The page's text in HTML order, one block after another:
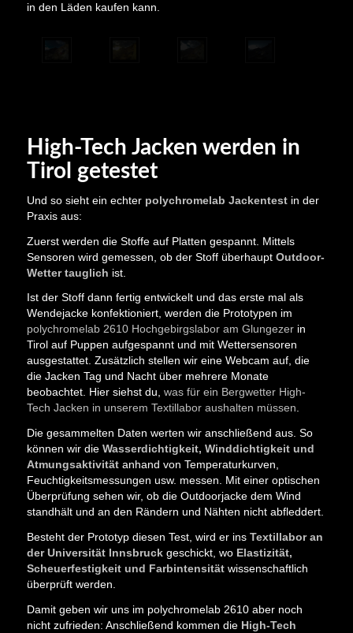
in den Läden kaufen kann.
High-Tech Jacken werden in
Tirol getestet
Und so sieht ein echter polychromelab Jackentestin der
Praxis aus:
Zuerst werden die Stoffe auf Platten gespannt. Mittels
Sensoren wird gemessen, ob der Stoff überhaupt Outdoor-
Wetter tauglich ist.
Ist der Stoff dann fertig entwickelt und das erste mal als
Wendejacke konfektioniert, werden die Prototypen im
polychromelab 2610 Hochgebirgslabor am Glungezerin
Tirol auf Puppen aufgespannt und mit Wettersensoren
ausgestattet. Zusätzlich stellen wir eine Webcam auf, die
die Jacken Tag und Nacht über mehrere Monate
beobachtet. Hier siehst du, was für ein Bergwetter High-
Tech Jacken in unserem Textillabor aushalten müssen.
Die gesammelten Daten werten wir anschließend aus. So
können wir die Wasserdichtigkeit, Winddichtigkeit und
Atmungsaktivitätanhand von Temperaturkurven,
Feuchtigkeitsmessungen usw. messen. Mit einer optischen
Überprüfung sehen wir, ob die Outdoorjacke dem Wind
standhält und an den Rändern und Nähten nicht abfleddert.
Besteht der Prototyp diesen Test, wird er ins Textillabor an
der Universität Innsbruck geschickt, wo Elastizität,
Scheuerfestigkeit und Farbintensitätwissenschaftlich
überprüft werden.
Damit geben wir uns im polychromelab 2610 aber noch
nicht zufrieden: Anschließend kommen die High-Tech